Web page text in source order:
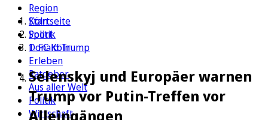
Region
Köln
Sport
1. FC Köln
Erleben
Ratgeber
Aus aller Welt
Politik
Wirtschaft
Startseite
Politik
Donald Trump
Selenskyj und Europäer warnen
Trump vor Putin-Treffen vor
Alleingängen